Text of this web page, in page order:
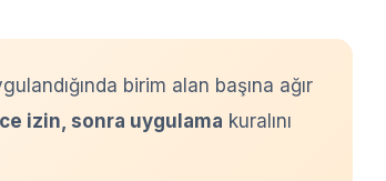
birim alan başına ağır
izin, sonra uygulama kuralını